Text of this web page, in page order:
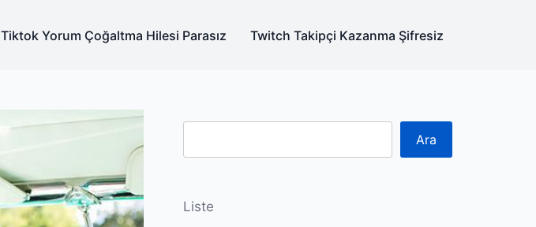
Tiktok Yorum Çoğaltma Hilesi Parasız Twitch Takipçi Kazanma Şifresiz
Ara
Liste